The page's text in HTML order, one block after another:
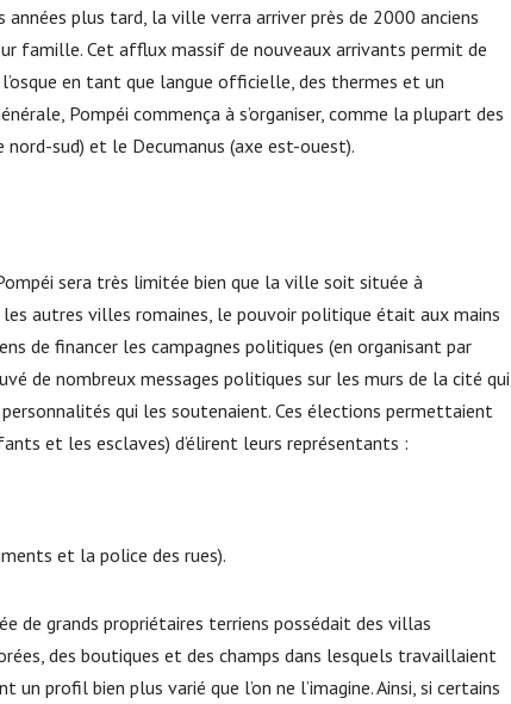
plus tard, la ville verra arriver près de 2000 anciens
famille. Cet afflux massif de nouveaux arrivants permit de
en tant que langue officielle, des thermes et un
Pompéi commença à s’organiser, comme la plupart des
sud) et le Decumanus (axe est-ouest).
sera très limitée bien que la ville soit située à
autres villes romaines, le pouvoir politique était aux mains
de financer les campagnes politiques (en organisant par
de nombreux messages politiques sur les murs de la cité qui
qui les soutenaient. Ces élections permettaient
et les esclaves) d’élirent leurs représentants :
et la police des rues).
de grands propriétaires terriens possédait des villas
des boutiques et des champs dans lesquels travaillaient
profil bien plus varié que l’on ne l’imagine. Ainsi, si certains